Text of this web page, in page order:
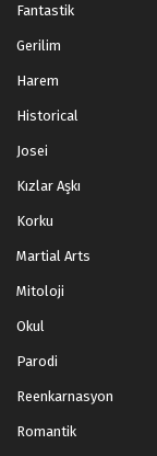
Fantastik
Gerilim
Harem
Historical
Josei
Kızlar Aşkı
Korku
Martial Arts
Mitoloji
Okul
Parodi
Reenkarnasyon
Romantik